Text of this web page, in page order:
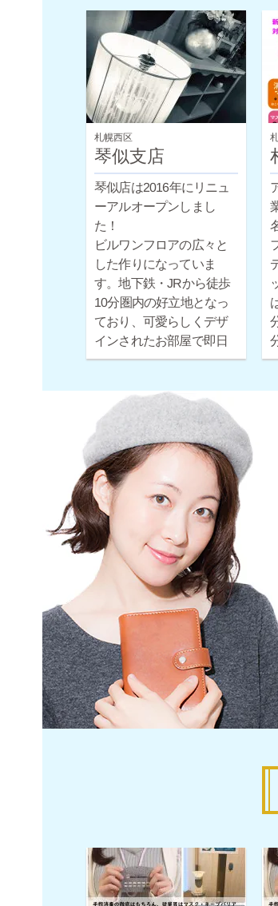
札幌西区
琴似支店
琴似店は2016年にリニュ
ーアルオープンしまし
た！
ビルワンフロアの広々と
した作りになっていま
す。地下鉄・JRから徒歩
10分圏内の好立地となっ
ており、可愛らしくデザ
インされたお部屋で即日
お